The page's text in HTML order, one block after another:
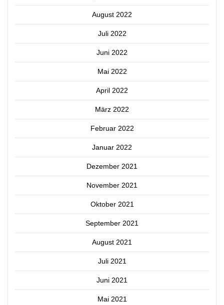
August 2022
Juli 2022
Juni 2022
Mai 2022
April 2022
März 2022
Februar 2022
Januar 2022
Dezember 2021
November 2021
Oktober 2021
September 2021
August 2021
Juli 2021
Juni 2021
Mai 2021